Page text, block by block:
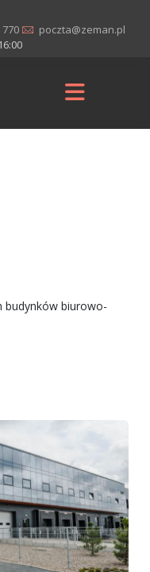
770
poczta@zeman.pl
budynków biurowo-